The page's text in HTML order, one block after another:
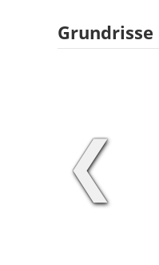
Grundrisse
❮